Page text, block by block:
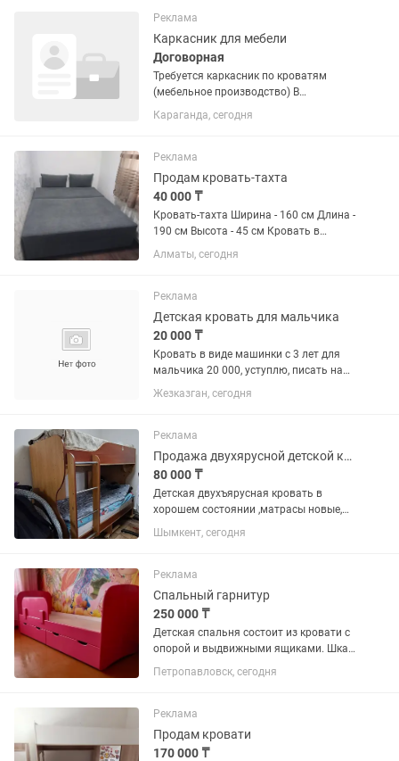
наматрасником. Прослужит не один и
не два года. В...
Реклама
Каркасник для мебели
Договорная
Требуется каркасник по кроватям
(мебельное производство) В
мебельный цех требуется каркасник по
кроватям. Обязанности: Изготовление
с деревом и древесными...
Караганда, сегодня
Реклама
Продам кровать-тахта
40 000 ₸
Кровать-тахта Ширина - 160 см Длина -
190 см Высота - 45 см Кровать в
отличном состоянии, почти новая,
была куплена полгода назад. Удобная,
верхняя часть,...
Алматы, сегодня
Реклама
Детская кровать для мальчика
20 000 ₸
Кровать в виде машинки с 3 лет для
мальчика 20 000, уступлю, писать на
скину фото кровати в , т к загрузить не
Жезказган, сегодня
Реклама
Продажа двухярусной детской кровати
80 000 ₸
Детская двухъярусная кровать в
хорошем состоянии ,матрасы новые,
самовывоз , цена договорная
Шымкент, сегодня
Реклама
Спальный гарнитур
250 000 ₸
Детская спальня состоит из кровати с
опорой и выдвижными ящиками. Шкаф
угловой имеет полочки, штанги, ящик.
Все новое. Цвет малиновый. Возможен
Петропавловск, сегодня
Реклама
Продам кровати
170 000 ₸